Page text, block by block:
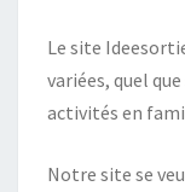
Le site
variées, quel
activités en
Notre site se